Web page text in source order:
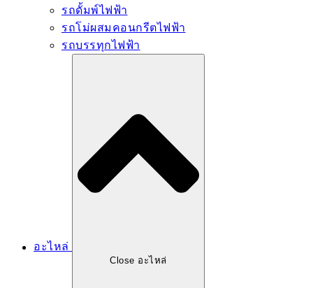
รถดั้มพ์ไฟฟ้า
รถโม่ผสมคอนกรีตไฟฟ้า
รถบรรทุกไฟฟ้า
อะไหล่
Close อะไหล่